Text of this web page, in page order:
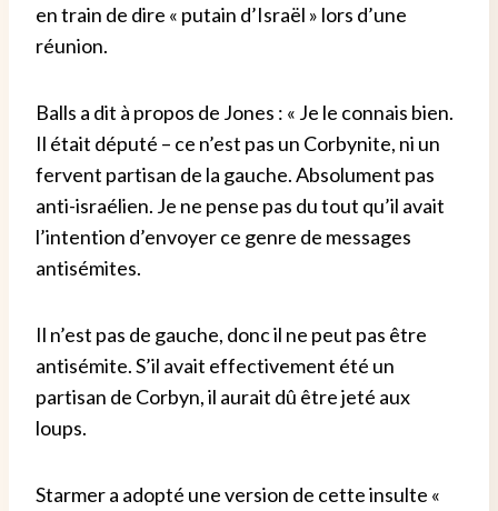
en train de dire « putain d’Israël » lors d’une
réunion.
Balls a dit à propos de Jones : « Je le connais bien.
Il était député – ce n’est pas un Corbynite, ni un
fervent partisan de la gauche. Absolument pas
anti-israélien. Je ne pense pas du tout qu’il avait
l’intention d’envoyer ce genre de messages
antisémites.
Il n’est pas de gauche, donc il ne peut pas être
antisémite. S’il avait effectivement été un
partisan de Corbyn, il aurait dû être jeté aux
loups.
Starmer a adopté une version de cette insulte «